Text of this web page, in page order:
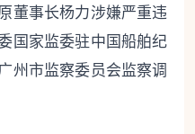
董事长杨力涉嫌严重违
国家监委驻中国船舶纪
州市监察委员会监察调